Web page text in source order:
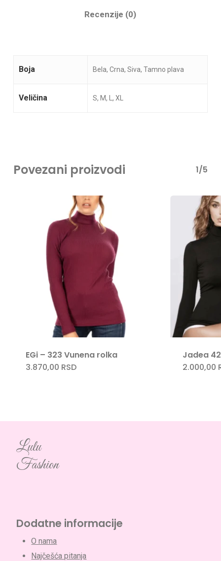
Recenzije (0)
Boja Bela, Crna, Siva, Tamno plava
Veličina S, M, L, XL
Povezani proizvodi 1/5
EGi – 323 Vunena rolka
3.870,00 RSD
Jadea
2.000,00
Lulu
Fashion
Dodatne informacije
O nama
Najčešća pitanja